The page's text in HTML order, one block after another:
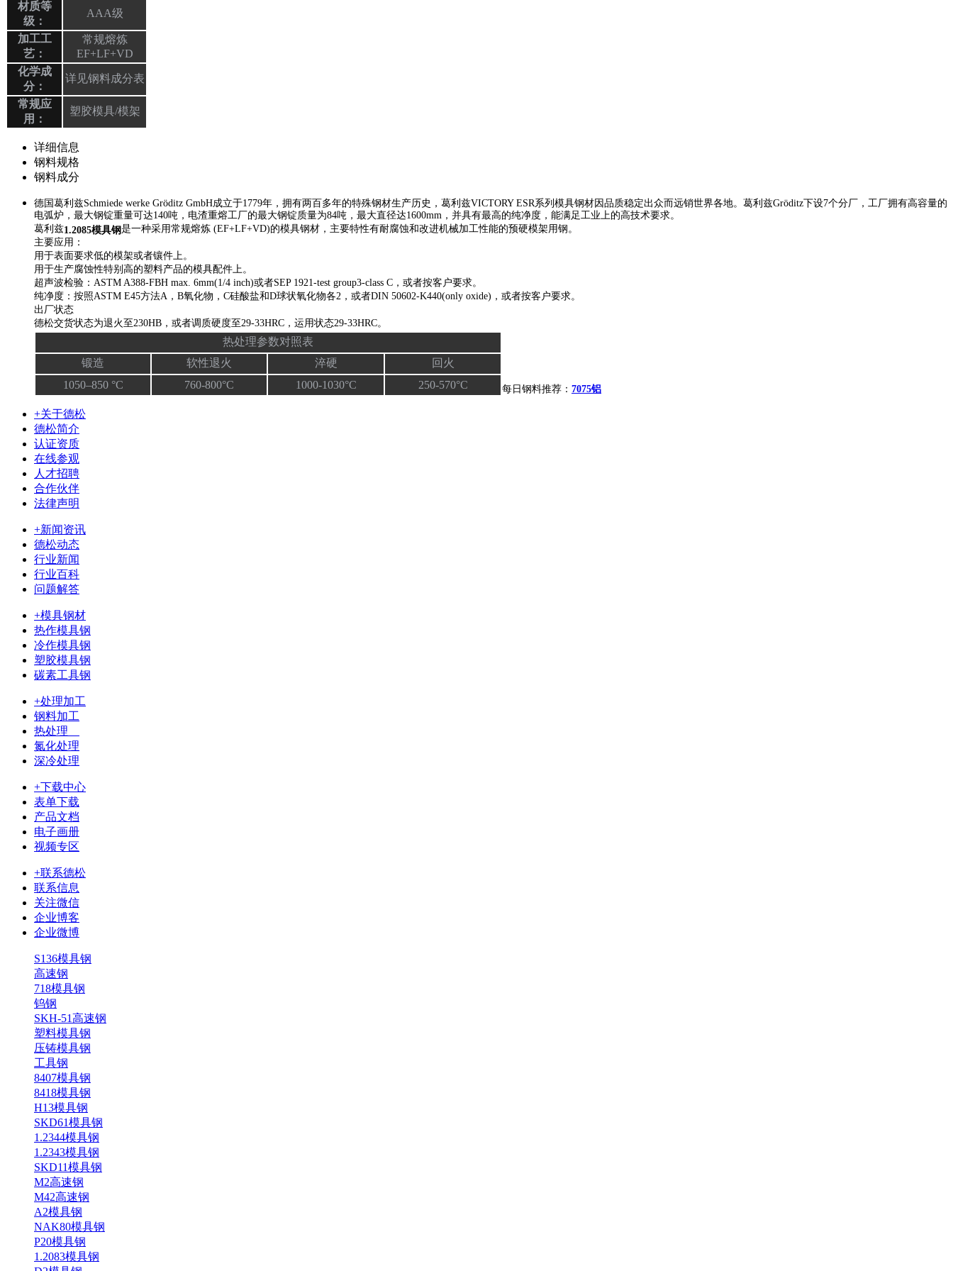
材质等
级：
AAA级
加工工
艺：
常规熔炼
EF+LF+VD
化学成
分：
详见钢料成分表
常规应
用：
塑胶模具/模架
详细信息
钢料规格
钢料成分
德国葛利兹Schmiede werke Gröditz GmbH成立于1779年，拥有两百多年的特殊钢材生产历史，葛利兹VICTORY ESR系列模具钢材因品质稳定出众而远销世界各地。葛利兹Gröditz下设7个分厂，工厂拥有高容量的
电弧炉，最大钢锭重量可达140吨，电渣重熔工厂的最大钢锭质量为84吨，最大直径达1600mm，并具有最高的纯净度，能满足工业上的高技术要求。
葛利兹1.2085模具钢是一种采用常规熔炼 (EF+LF+VD)的模具钢材，主要特性有耐腐蚀和改进机械加工性能的预硬模架用钢。
主要应用：
用于表面要求低的模架或者镶件上。
用于生产腐蚀性特别高的塑料产品的模具配件上。
超声波检验：ASTM A388-FBH max. 6mm(1/4 inch)或者SEP 1921-test group3-class C，或者按客户要求。
纯净度：按照ASTM E45方法A，B氧化物，C硅酸盐和D球状氧化物各2，或者DIN 50602-K440(only oxide)，或者按客户要求。
出厂状态
德松交货状态为退火至230HB，或者调质硬度至29-33HRC，运用状态29-33HRC。
热处理参数对照表
锻造
软性退火 淬硬
回火
1050–850 °C
760-800°C 1000-1030°C 250-570°C 每日钢料推荐： 7075铝
+关于德松
德松简介
认证资质
在线参观
人才招聘
合作伙伴
法律声明
+新闻资讯
德松动态
行业新闻
行业百科
问题解答
+模具钢材
热作模具钢
冷作模具钢
塑胶模具钢
碳素工具钢
+处理加工
钢料加工
热处理
氮化处理
深冷处理
+下载中心
表单下载
产品文档
电子画册
视频专区
+联系德松
联系信息
关注微信
企业博客
企业微博
S136模具钢
高速钢
718模具钢
钨钢
SKH-51高速钢
塑料模具钢
压铸模具钢
工具钢
8407模具钢
8418模具钢
H13模具钢
SKD61模具钢
1.2344模具钢
1.2343模具钢
SKD11模具钢
M2高速钢
M42高速钢
A2模具钢
NAK80模具钢
P20模具钢
1.2083模具钢